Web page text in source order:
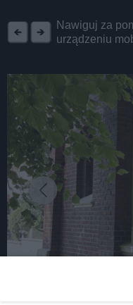
Nawiguj za
urządzeniu